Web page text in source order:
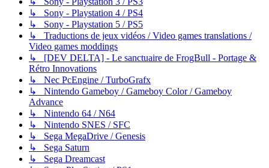
↳ Sony - Playstation 4 / PS4
↳ Sony - Playstation 5 / PS5
↳ Traductions de jeux vidéos / Video games translations /
Video games moddings
↳ [DEV DELTA] - Le sanctuaire de FrogBull - Portage &
Rétro Innovations
↳ Nec PcEngine / TurboGrafx
↳ Nintendo Gameboy / Gameboy Color / Gameboy
Advance
↳ Nintendo 64 / N64
↳ Nintendo SNES / SFC
↳ Sega MegaDrive / Genesis
↳ Sega Saturn
↳ Sega Dreamcast